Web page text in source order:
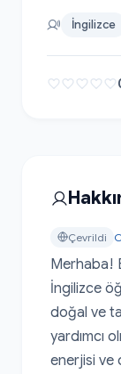
İngilizce
Çevrildi
Merhaba!
İngilizce
doğal ve
yardımcı
enerjisi ve